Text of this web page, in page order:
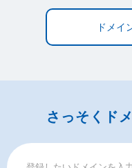
ドメイ
さっそくド